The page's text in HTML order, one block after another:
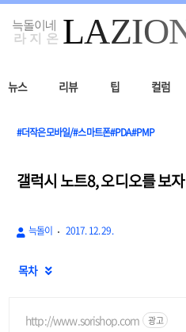
뉴스 리뷰 팁 컬럼
#더작은모바일/#스마트폰#PDA#PMP
갤럭시 노트8, 오디오를 보자
늑돌이 2017. 12. 29.
목차 
http://www.sorishop.com 광고